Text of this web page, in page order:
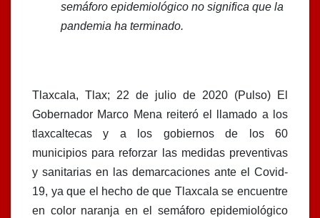
semáforo epidemiológico no significa que la
pandemia ha terminado.
Tlaxcala, Tlax; 22 de julio de 2020 (Pulso) El
Gobernador Marco Mena reiteró el llamado a los
tlaxcaltecas y a los gobiernos de los 60
municipios para reforzar las medidas preventivas
y sanitarias en las demarcaciones ante el Covid-
19, ya que el hecho de que Tlaxcala se encuentre
en color naranja en el semáforo epidemiológico